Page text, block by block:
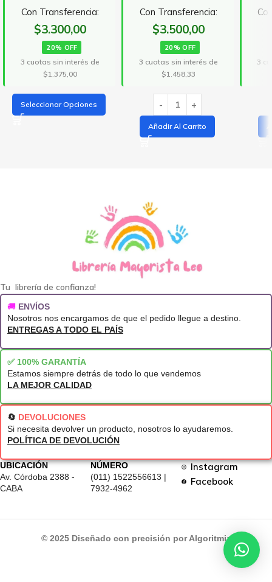
Con Transferencia:
$3.300,00
20% OFF
3 cuotas sin interés de
$1.375,00
Seleccionar Opciones
Con Transferencia:
$3.500,00
20% OFF
3 cuotas sin interés de
$1.458,33
Añadir Al Carrito
3
Tu librería de confianza!
🚚 ENVÍOS
Nosotros nos encargamos de que el pedido llegue a destino.
ENTREGAS A TODO EL PAÍS
✅ 100% GARANTÍA
Estamos siempre detrás de todo lo que vendemos
LA MEJOR CALIDAD
🔄 DEVOLUCIONES
Si necesita devolver un producto, nosotros lo ayudaremos.
POLÍTICA DE DEVOLUCIÓN
UBICACIÓN
Av. Córdoba 2388 -
CABA
NÚMERO
(011) 1522556613 |
7932-4962
Instagram
Facebook
© 2025 Diseñado con precisión por Algoritmia
Con